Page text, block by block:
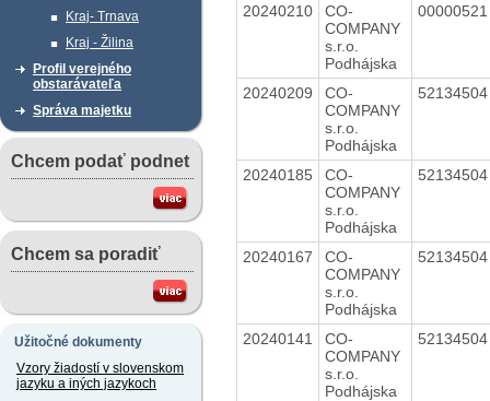
Kraj- Trnava
Kraj - Žilina
Profil verejného
obstarávateľa
Správa majetku
Chcem podať podnet
Chcem sa poradiť
Užitočné dokumenty
Vzory žiadostí v slovenskom
jazyku a iných jazykoch
20240210
CO-
COMPANY
s.r.o.
Podhájska
20240209
CO-
COMPANY
s.r.o.
Podhájska
20240185
CO-
COMPANY
s.r.o.
Podhájska
20240167
CO-
COMPANY
s.r.o.
Podhájska
20240141
CO-
COMPANY
s.r.o.
Podhájska